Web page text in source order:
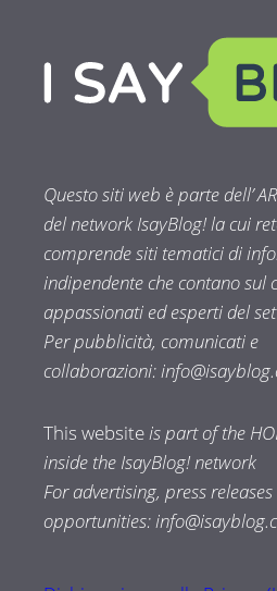
Questo siti web è parte dell’
del network IsayBlog! la cui
comprende siti tematici di
indipendente che contano sul
appassionati ed esperti del
Per pubblicità, comunicati e
collaborazioni:
This websiteis part of the
inside the IsayBlog! network
For advertising, press
opportunities: